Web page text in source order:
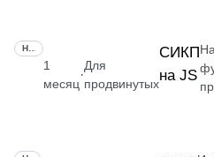
1
месяц
·
Для
продвинутых
СИКП
на JS